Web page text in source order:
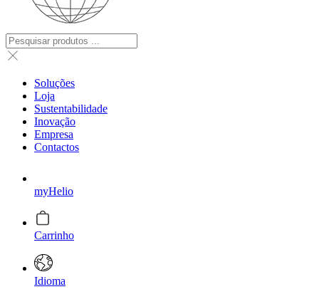
Soluções
Loja
Sustentabilidade
Inovação
Empresa
Contactos
myHelio
Carrinho
Idioma